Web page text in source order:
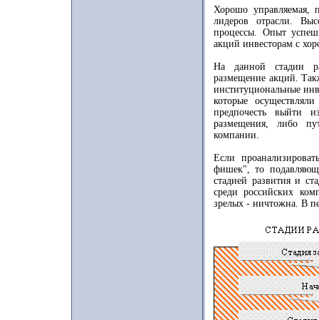
Хорошо управляемая,
лидеров отрасли.
процессы. Опыт
акций инвесторам с
На данной стадии
размещение акций.
институциональные
которые
предпочесть выйти
размещения, либо
компании.
Если
фишек", то
стадией развития и
среди российских
зрелых - ничтожна. В